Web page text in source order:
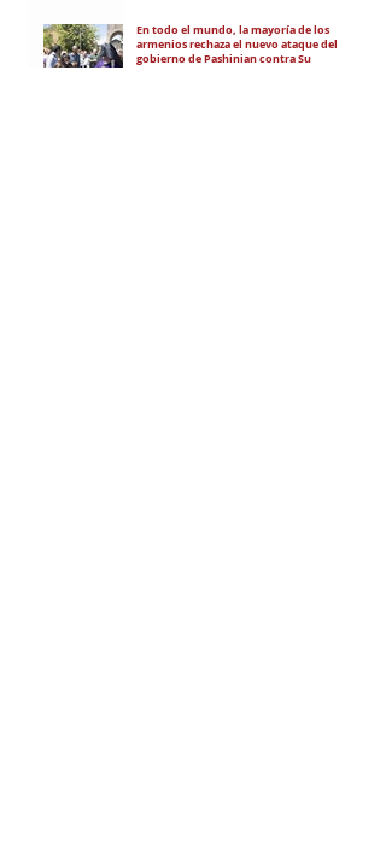
En todo el mundo, la mayoría de los
armenios rechaza el nuevo ataque del
gobierno de Pashinian contra Su